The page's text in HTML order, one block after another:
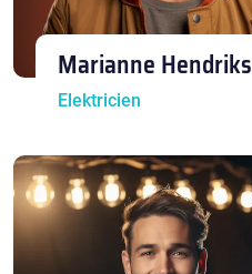
Marianne Hendriks
Elektricien